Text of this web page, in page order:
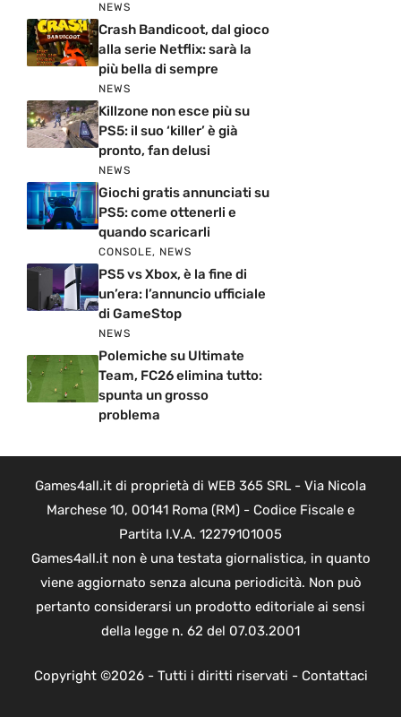
NEWS
Crash Bandicoot, dal gioco
alla serie Netflix: sarà la
più bella di sempre
NEWS
Killzone non esce più su
PS5: il suo ‘killer’ è già
pronto, fan delusi
NEWS
Giochi gratis annunciati su
PS5: come ottenerli e
quando scaricarli
CONSOLE, NEWS
PS5 vs Xbox, è la fine di
un’era: l’annuncio ufficiale
di GameStop
NEWS
Polemiche su Ultimate
Team, FC26 elimina tutto:
spunta un grosso
problema
Games4all.it di proprietà di WEB 365 SRL - Via Nicola
Marchese 10, 00141 Roma (RM) - Codice Fiscale e
Partita I.V.A. 12279101005
Games4all.it non è una testata giornalistica, in quanto
viene aggiornato senza alcuna periodicità. Non può
pertanto considerarsi un prodotto editoriale ai sensi
della legge n. 62 del 07.03.2001
Copyright ©2026 - Tutti i diritti riservati - Contattaci